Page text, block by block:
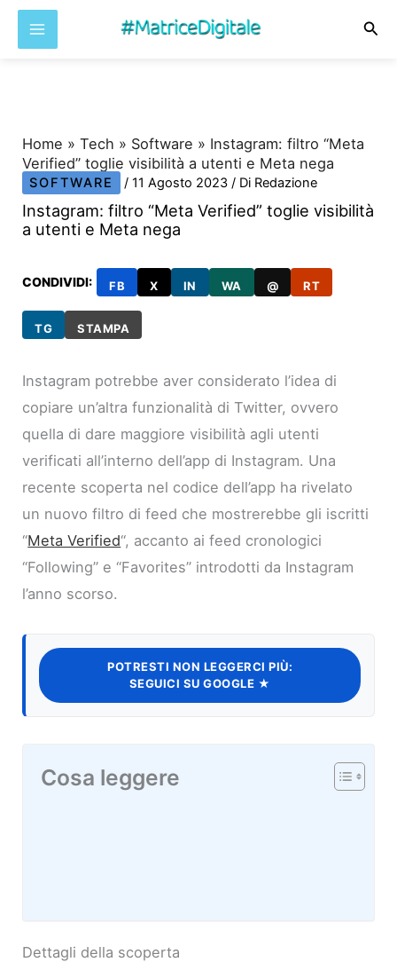
Home »Tech » Software » Instagram: filtro “Meta
Verified” toglie visibilità a utenti e Meta nega
SOFTWARE /11 Agosto 2023/ Di Redazione
Instagram: filtro “Meta Verified” toglie visibilità
a utenti e Meta nega
CONDIVIDI: FB X IN WA @ RT
TG STAMPA
Instagram potrebbe aver considerato l’idea di
copiare un’altra funzionalità di Twitter, ovvero
quella di dare maggiore visibilità agli utenti
verificati all’interno dell’app di Instagram. Una
recente scoperta nel codice dell’app ha rivelato
un nuovo filtro di feed che mostrerebbe gli iscritti
“Meta Verified“, accanto ai feed cronologici
“Following” e “Favorites” introdotti da Instagram
l’anno scorso.
POTRESTI NON LEGGERCI PIÙ:
SEGUICI SU GOOGLE ★
Cosa leggere
Dettagli della scoperta